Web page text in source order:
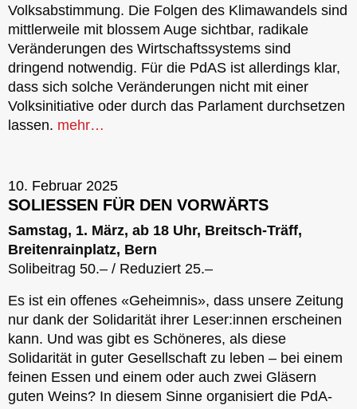
Volksabstimmung. Die Folgen des Klimawandels sind
mittlerweile mit blossem Auge sichtbar, radikale
Veränderungen des Wirtschaftssystems sind
dringend notwendig. Für die PdAS ist allerdings klar,
dass sich solche Veränderungen nicht mit einer
Volksinitiative oder durch das Parlament durchsetzen
lassen. mehr…
10. Februar 2025
SOLIESSEN FÜR DEN VORWÄRTS
Samstag, 1. März, ab 18 Uhr, Breitsch-Träff,
Breitenrainplatz, Bern
Solibeitrag 50.– / Reduziert 25.–
Es ist ein offenes «Geheimnis», dass unsere Zeitung
nur dank der Solidarität ihrer Leser:innen erscheinen
kann. Und was gibt es Schöneres, als diese
Solidarität in guter Gesellschaft zu leben – bei einem
feinen Essen und einem oder auch zwei Gläsern
guten Weins? In diesem Sinne organisiert die PdA-